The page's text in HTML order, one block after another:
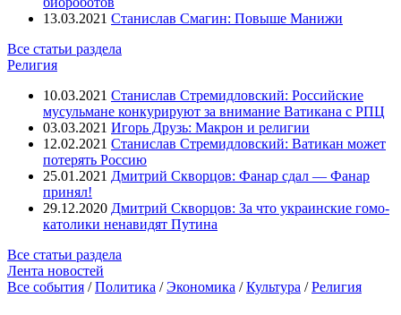
13.03.2021 Станислав Смагин: Повыше Манижи
Все статьи раздела
Религия
10.03.2021 Станислав Стремидловский: Российские
мусульмане конкурируют за внимание Ватикана с РПЦ
03.03.2021 Игорь Друзь: Макрон и религии
12.02.2021 Станислав Стремидловский: Ватикан может
потерять Россию
25.01.2021 Дмитрий Скворцов: Фанар сдал — Фанар
принял!
29.12.2020 Дмитрий Скворцов: За что украинские гомо-
католики ненавидят Путина
Все статьи раздела
Лента новостей
Все события /Политика /Экономика /Культура /Религия